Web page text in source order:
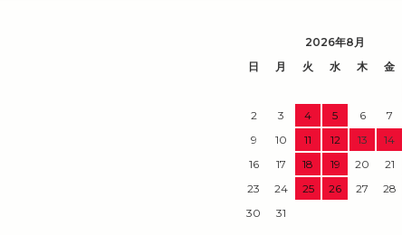
2026年8月
日
月 火 水 木 金
2
3 4 5 6 7
9
10 11 12 13 14
16
17 18 19 20 21
23
24 25 26 27 28
30
31